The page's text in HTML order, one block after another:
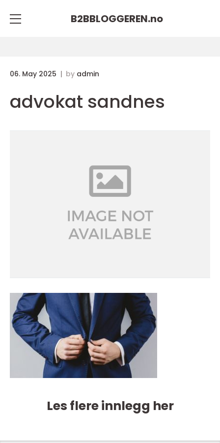
B2BBLOGGEREN.no
06. May 2025 by admin
advokat sandnes
Les flere innlegg her